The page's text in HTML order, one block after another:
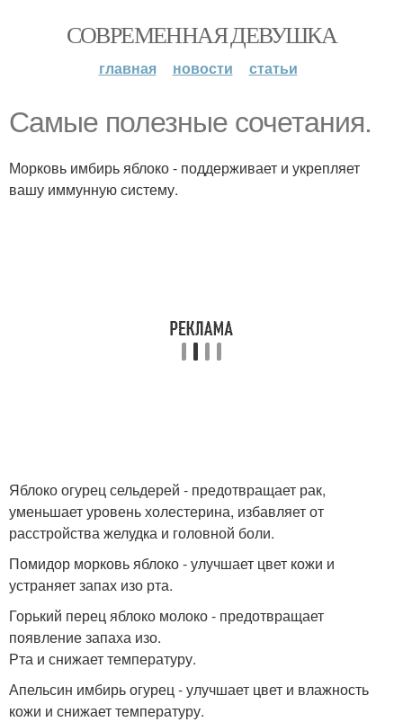
СОВРЕМЕННАЯ ДЕВУШКА
главная новости статьи
Самые полезные сочетания.
Морковь имбирь яблоко - поддерживает и укрепляет
вашу иммунную систему.
Яблоко огурец сельдерей - предотвращает рак,
уменьшает уровень холестерина, избавляет от
расстройства желудка и головной боли.
Помидор морковь яблоко - улучшает цвет кожи и
устраняет запах изо рта.
Горький перец яблоко молоко - предотвращает
появление запаха изо.
Рта и снижает температуру.
Апельсин имбирь огурец - улучшает цвет и влажность
кожи и снижает температуру.